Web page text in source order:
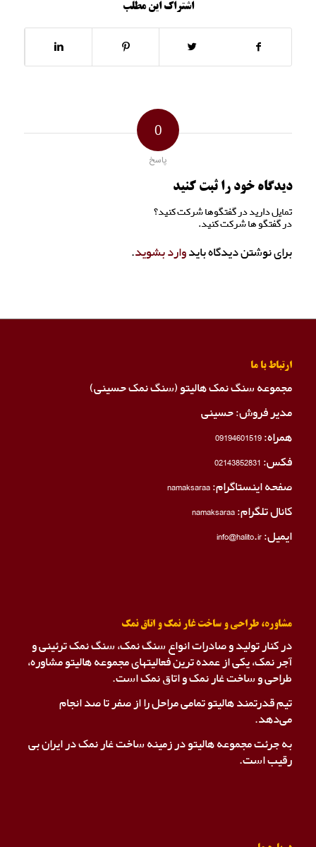
اشتراک این مطلب
0
پاسخ
دیدگاه خود را ثبت کنید
تمایل دارید در گفتگوها شرکت کنید؟
در گفتگو ها شرکت کنید.
برای نوشتن دیدگاه بایدوارد بشوید.
ارتباط با ما
مجموعه سنگ نمک هالیتو (سنگ نمک حسینی)
مدیر فروش: حسینی
همراه:09194601519
فکس:02143852831
صفحه اینستاگرام:namaksaraa
کانال تلگرام:namaksaraa
ایمیل: info@halito.ir
مشاوره، طراحی و ساخت غار نمک و اتاق نمک
در کنار تولید و صادرات انواع سنگ نمک، سنگ نمک ترئینی و
آجر نمک، یکی از عمده ترین فعالیتهای مجموعه هالیتو مشاوره،
طراحی و ساخت غار نمک و اتاق نمک است.
تیم قدرتمند هالیتو تمامی مراحل را از صفر تا صد انجام
می‌دهد.
به جرئت مجموعه هالیتو در زمینه ساخت غار نمک در ایران بی
رقیب است.